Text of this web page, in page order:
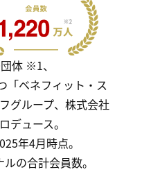
体 ※1、
「ベネフィット・ス
グループ、株式会社
デュース。
年4月時点。
の合計会員数。